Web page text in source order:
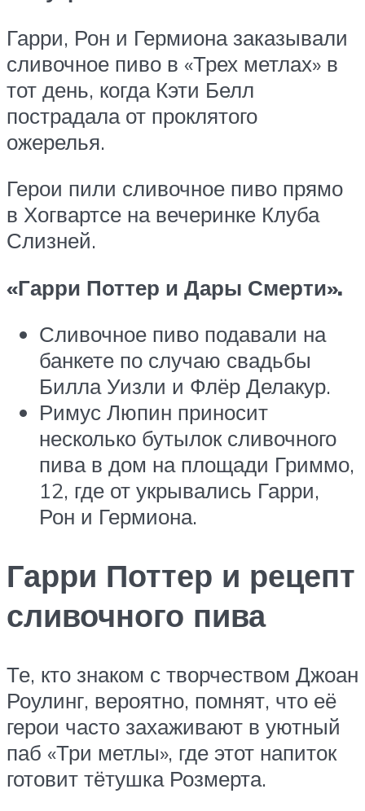
Гарри, Рон и Гермиона заказывали
сливочное пиво в «Трех метлах» в
тот день, когда Кэти Белл
пострадала от проклятого
ожерелья.
Герои пили сливочное пиво прямо
в Хогвартсе на вечеринке Клуба
Слизней.
«Гарри Поттер и Дары Смерти».
Сливочное пиво подавали на
банкете по случаю свадьбы
Билла Уизли и Флёр Делакур.
Римус Люпин приносит
несколько бутылок сливочного
пива в дом на площади Гриммо,
12, где от укрывались Гарри,
Рон и Гермиона.
Гарри Поттер и рецепт
сливочного пива
Те, кто знаком с творчеством Джоан
Роулинг, вероятно, помнят, что её
герои часто захаживают в уютный
паб «Три метлы», где этот напиток
готовит тётушка Розмерта.